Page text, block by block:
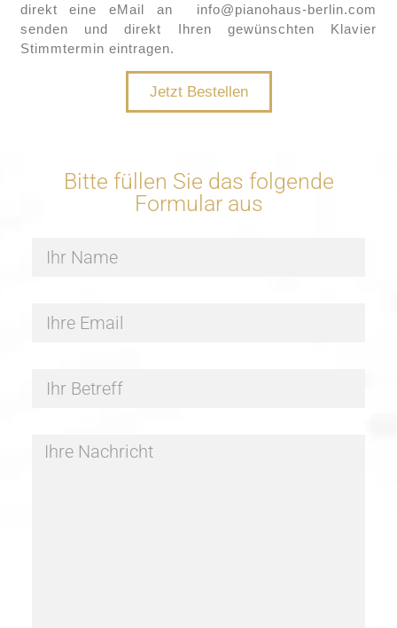
direkt eine eMail an info@pianohaus-berlin.com
senden und direkt Ihren gewünschten Klavier
Stimmtermin eintragen.
Jetzt Bestellen
Bitte füllen Sie das folgende
Formular aus